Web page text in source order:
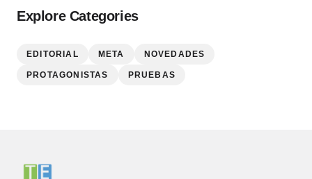
Explore Categories
EDITORIAL META NOVEDADES
PROTAGONISTAS PRUEBAS